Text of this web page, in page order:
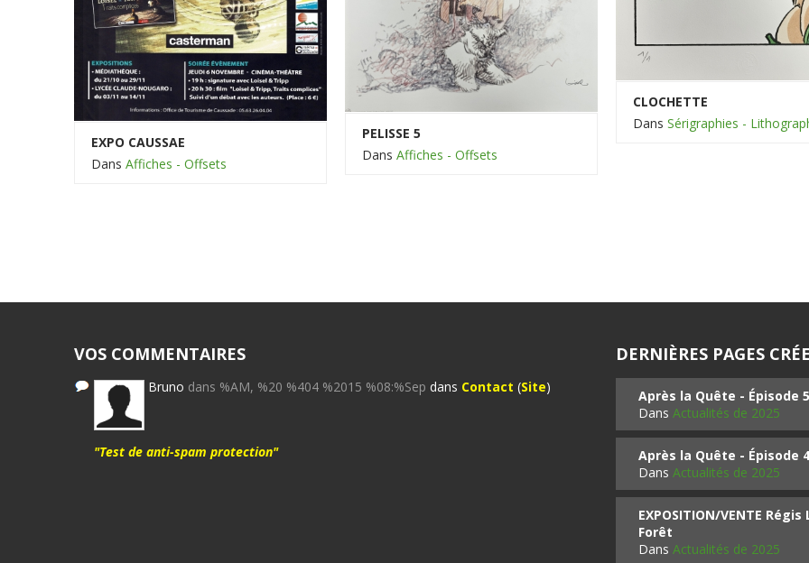
EXPO CAUSSAE
Dans Affiches - Offsets
PELISSE 5
Dans Affiches - Offsets
CLOCHETTE
Dans Sérigraphies -
VOS COMMENTAIRES
Bruno dans %AM, %20 %404 %2015 %08:%Sep dans Contact (Site)
"Test de anti-spam protection"
DERNIÈRES PAGES
Après la Quête - Épisode 5
Dans Actualités de 2025
Après la Quête - Épisode 4
Dans Actualités de 2025
EXPOSITION/VENTE
Forêt
Dans Actualités de 2025